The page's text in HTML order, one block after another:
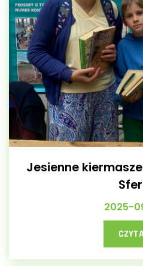
Jesienne
2025-